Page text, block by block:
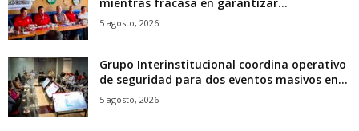
5 agosto, 2026
Grupo Interinstitucional coordina operativo
de seguridad para dos eventos masivos en...
5 agosto, 2026